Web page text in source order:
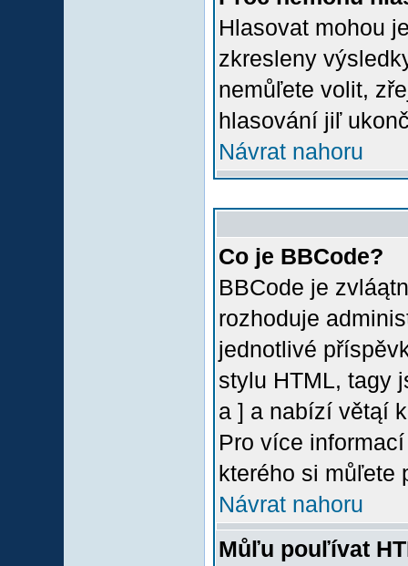
Hlasovat mohou
zkresleny
nemůľete volit,
hlasování jiľ
Návrat nahoru
Co je BBCode?
BBCode je
rozhoduje
jednotlivé
stylu HTML, tagy
a ] a nabízí větąí
Pro více
kterého si můľete
Návrat nahoru
Můľu pouľívat